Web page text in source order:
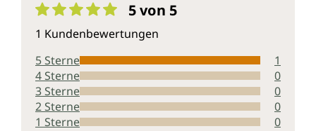
5 von 5
1 Kundenbewertungen
5 Sterne
1
4 Sterne
0
3 Sterne
0
2 Sterne
0
1 Sterne
0